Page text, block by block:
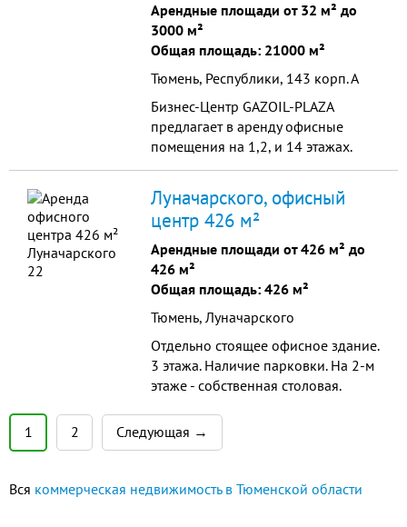
Арендные площади от 32 м² до
3000 м²
Общая площадь: 21000 м²
Тюмень, Республики, 143 корп. А
Бизнес-Центр GAZOIL-PLAZA
предлагает в аренду офисные
помещения на 1,2, и 14 этажах.
Луначарского, офисный
центр 426 м²
Арендные площади от 426 м² до
426 м²
Общая площадь: 426 м²
Тюмень, Луначарского
Отдельно стоящее офисное здание.
3 этажа. Наличие парковки. На 2-м
этаже - собственная столовая.
кабинете - кондиционер, мебель. В
кабин...
1 2 Следующая →
Вся коммерческая недвижимость в Тюменской области